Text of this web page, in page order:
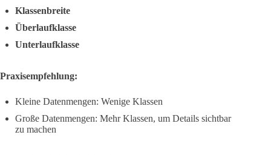
Klassenbreite
Überlaufklasse
Unterlaufklasse
Praxisempfehlung:
Kleine Datenmengen: Wenige Klassen
Große Datenmengen: Mehr Klassen, um Details sichtbar
zu machen